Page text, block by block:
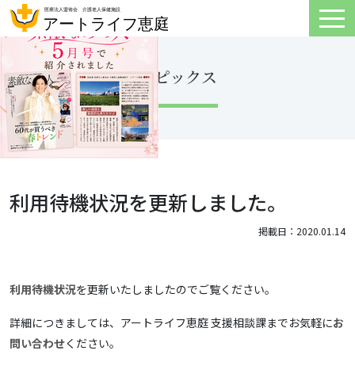
トピックス
利用待機状況を更新しました。
掲載日：2020.01.14
利用待機状況を更新いたしましたのでご覧ください。
詳細につきましては、アートライフ恵庭 支援相談課までお気軽にお
問い合わせください。